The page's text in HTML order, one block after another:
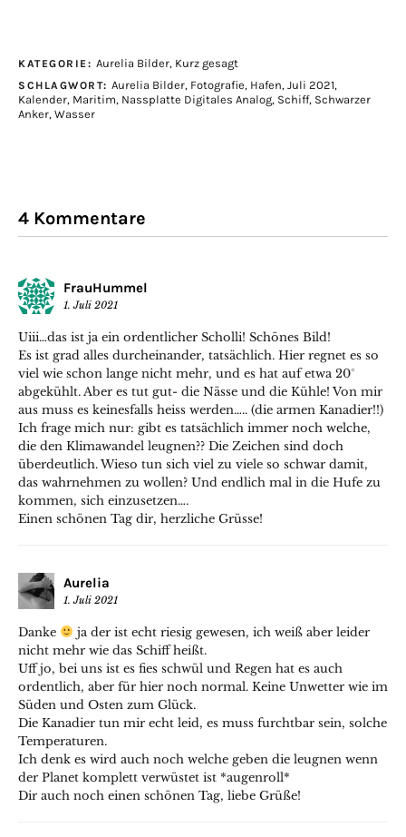
KATEGORIE: Aurelia Bilder, Kurz gesagt
SCHLAGWORT: Aurelia Bilder, Fotografie, Hafen, Juli 2021,
Kalender, Maritim, Nassplatte Digitales Analog, Schiff, Schwarzer
Anker, Wasser
4 Kommentare
FrauHummel
1. Juli 2021
Uiii…das ist ja ein ordentlicher Scholli! Schönes Bild!
Es ist grad alles durcheinander, tatsächlich. Hier regnet es so
viel wie schon lange nicht mehr, und es hat auf etwa 20°
abgekühlt. Aber es tut gut- die Nässe und die Kühle! Von mir
aus muss es keinesfalls heiss werden….. (die armen Kanadier!!)
Ich frage mich nur: gibt es tatsächlich immer noch welche,
die den Klimawandel leugnen?? Die Zeichen sind doch
überdeutlich. Wieso tun sich viel zu viele so schwar damit,
das wahrnehmen zu wollen? Und endlich mal in die Hufe zu
kommen, sich einzusetzen….
Einen schönen Tag dir, herzliche Grüsse!
Aurelia
1. Juli 2021
Danke
ja der ist echt riesig gewesen, ich weiß aber leider
nicht mehr wie das Schiff heißt.
Uff jo, bei uns ist es fies schwül und Regen hat es auch
ordentlich, aber für hier noch normal. Keine Unwetter wie im
Süden und Osten zum Glück.
Die Kanadier tun mir echt leid, es muss furchtbar sein, solche
Temperaturen.
Ich denk es wird auch noch welche geben die leugnen wenn
der Planet komplett verwüstet ist *augenroll*
Dir auch noch einen schönen Tag, liebe Grüße!